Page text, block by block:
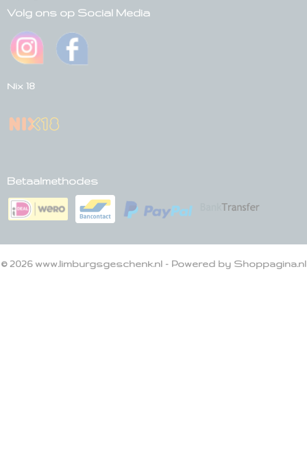
Volg ons op Social Media
Nix 18
Betaalmethodes
© 2026 www.limburgsgeschenk.nl - Powered by Shoppagina.nl